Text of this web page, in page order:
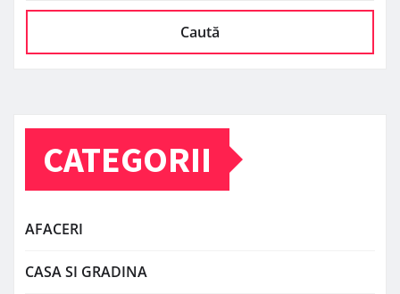
Caută
CATEGORII
AFACERI
CASA SI GRADINA